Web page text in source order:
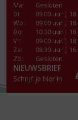
Ma:
Gesloten
Di:
09.00 uur |
Wo:
09.00 uur |
Do:
10.30 uur |
Vr:
09.00 uur |
Za:
08.30 uur |
Zo:
Gesloten
NIEUWSBRIEF
Schrijf je hier in